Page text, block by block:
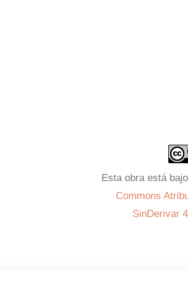
Esta obra está
Commons
SinDerivar